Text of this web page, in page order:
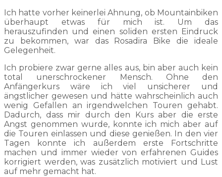
Ich hatte vorher keinerlei Ahnung, ob Mountainbiken
überhaupt etwas für mich ist. Um das
herauszufinden und einen soliden ersten Eindruck
zu bekommen, war das Rosadira Bike die ideale
Gelegenheit.
Ich probiere zwar gerne alles aus, bin aber auch kein
total unerschrockener Mensch. Ohne den
Anfängerkurs wäre ich viel unsicherer und
ängstlicher gewesen und hätte wahrscheinlich auch
wenig Gefallen an irgendwelchen Touren gehabt.
Dadurch, dass mir durch den Kurs aber die erste
Angst genommen wurde, konnte ich mich aber auf
die Touren einlassen und diese genießen. In den vier
Tagen konnte ich außerdem erste Fortschritte
machen und immer wieder von erfahrenen Guides
korrigiert werden, was zusätzlich motiviert und Lust
auf mehr gemacht hat.